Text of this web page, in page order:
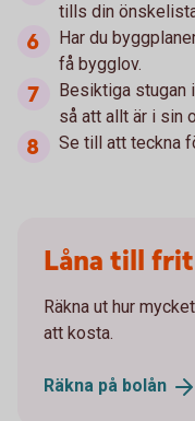
tills din
Har du
få bygglov.
Besiktiga stugan
så att allt är i sin
Se till att teckna
Låna till
Räkna ut hur
att kosta.
Räkna på bolån